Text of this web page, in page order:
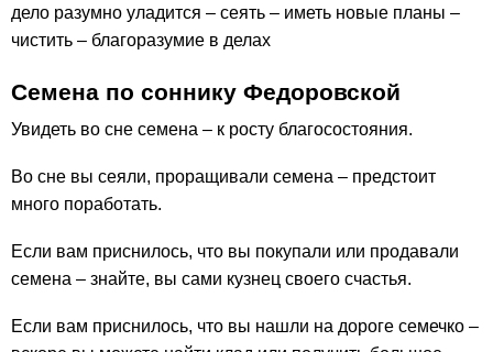
дело разумно уладится – сеять – иметь новые планы –
чистить – благоразумие в делах
Семена по соннику Федоровской
Увидеть во сне семена – к росту благосостояния.
Во сне вы сеяли, проращивали семена – предстоит
много поработать.
Если вам приснилось, что вы покупали или продавали
семена – знайте, вы сами кузнец своего счастья.
Если вам приснилось, что вы нашли на дороге семечко –